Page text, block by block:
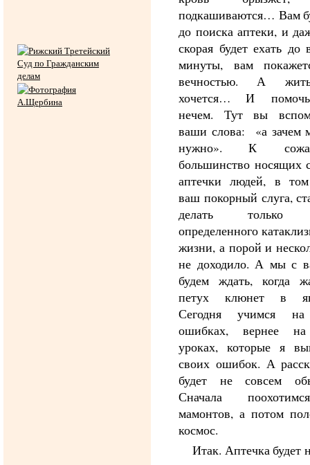
подкашиваются… Вам
до поиска аптеки, и
скорая будет ехать до
минуты, вам
вечностью. А
хочется… И
нечем. Тут вы
ваши слова: «а зачем
нужно». К
большинство носящих
аптечки людей, в
ваш покорный слуга,
делать только
определенного
жизни, а порой и
не доходило. А мы с
будем ждать, когда
петух клюнет в
Сегодня учимся
ошибках, вернее
уроках, которые я
своих ошибок. А
будет не совсем
Сначала
мамонтов, а потом
космос.
Итак. Аптечка будет